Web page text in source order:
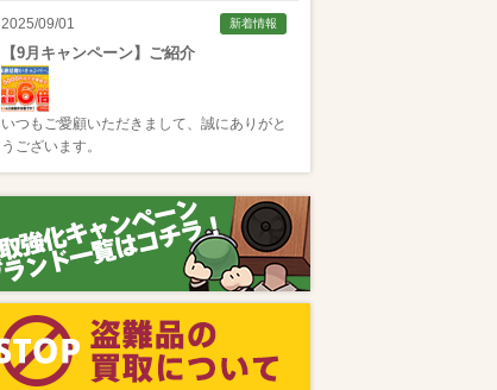
2025/09/01 新着情報
【9月キャンペーン】ご紹介
いつもご愛顧いただきまして、誠にありがと
うございます。
2025/08/01新着情報
【8月キャンペーン】ご紹介
いつもご愛顧いただきまして、誠にありがと
うございます。
2024/10/04新着情報
【ラジオ番組放送のお知らせ】
この度、全国コミュニティFM番組配信サー
ビス『MUSIC BIRD』様より、ラジオ番組